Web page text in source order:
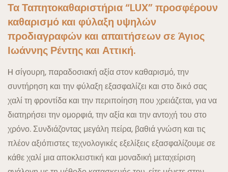
Τα Ταπητοκαθαριστήρια “LUX” προσφέρουν
καθαρισμό και φύλαξη υψηλών
προδιαγραφών και απαιτήσεων σε Άγιος
Ιωάννης Ρέντης και Αττική.
H σίγουρη, παραδοσιακή αξία στον καθαρισμό, την
συντήρηση και την φύλαξη εξασφαλίζει και στο δικό σας
χαλί τη φροντίδα και την περιποίηση που χρειάζεται, για να
διατηρήσει την ομορφιά, την αξία και την αντοχή του στο
χρόνο. Συνδιάζοντας μεγάλη πείρα, βαθιά γνώση και τις
πλέον αξιόπιστες τεχνολογικές εξελίξεις εξασφαλίζουμε σε
κάθε χαλί μια αποκλειστική και μοναδική μεταχείριση